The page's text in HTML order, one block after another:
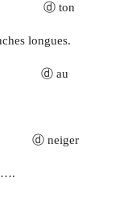
ton
longues.
ⓓ au
ⓓ neiger